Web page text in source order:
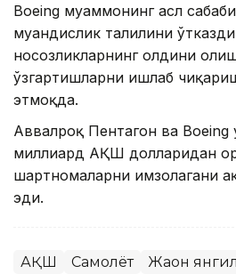
Boeing муаммонинг асл
муҳандислик таҳлилини
носозликларнинг олдини
ўзгартишларни ишлаб
этмоқда.
Аввалроқ Пентагон ва
миллиард АҚШ долларидан
шартномаларни имзолагани
эди.
АҚШ Самолёт Жаҳон